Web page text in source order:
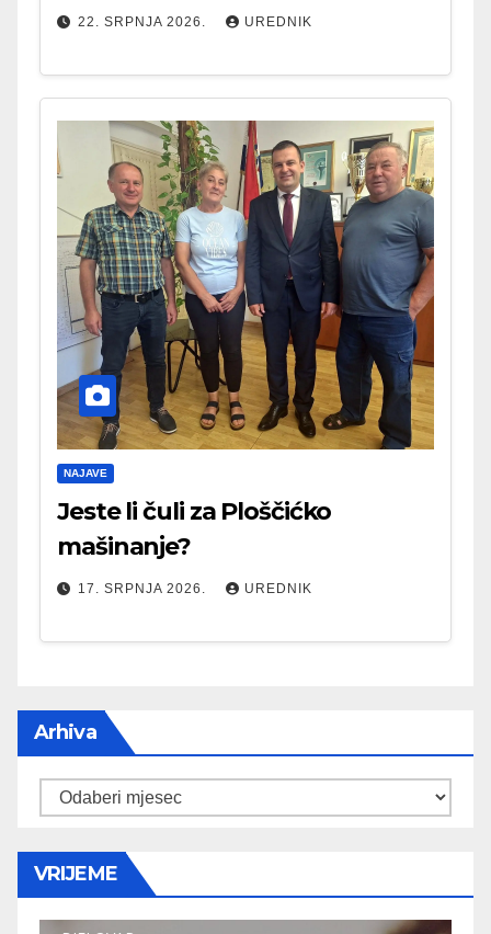
22. SRPNJA 2026. UREDNIK
NAJAVE
Jeste li čuli za Ploščićko
mašinanje?
17. SRPNJA 2026. UREDNIK
Arhiva
Arhiva
VRIJEME